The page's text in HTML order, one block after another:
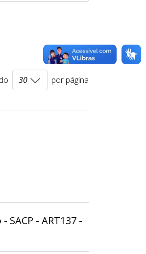
por página
- ART137 -